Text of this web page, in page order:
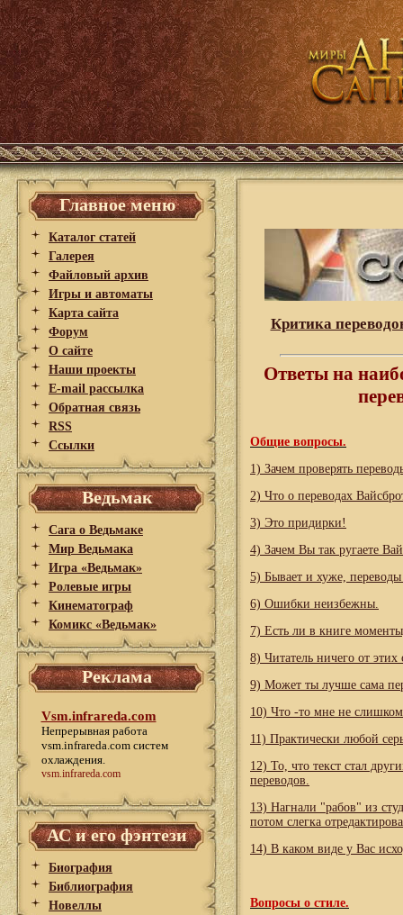
Главное меню
Каталог статей
Галерея
Файловый архив
Игры и автоматы
Карта сайта
Форум
О сайте
Наши проекты
E-mail рассылка
Обратная связь
RSS
Ссылки
Ведьмак
Сага о Ведьмаке
Мир Ведьмака
Игра «Ведьмак»
Ролевые игры
Кинематограф
Комикс «Ведьмак»
Реклама
Vsm.infrareda.com
Непрерывная работа
vsm.infrareda.comсистем
охлаждения.
vsm.infrareda.com
АС и его фэнтези
Биография
Библиография
Новеллы
Критика
Ответы на
Общие вопросы.
1) Зачем проверять
2) Что о переводах
3) Это придирки!
4) Зачем Вы так ругаете
5) Бывает и хуже,
6) Ошибки неизбежны.
7) Есть ли в книге
8) Читатель ничего от
9) Может ты лучше сама
10) Что -то мне не слишком
11) Практически любой
12) То, что текст стал
переводов.
13) Нагнали "рабов" из
потом слегка
14) В каком виде у Вас
Вопросы о стиле.